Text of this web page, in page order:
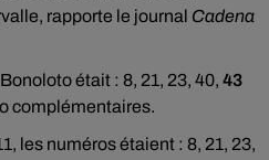
rapporte le journal Cadena
était : 8, 21, 23, 40, 43
complémentaires.
les numéros étaient : 8, 21, 23,